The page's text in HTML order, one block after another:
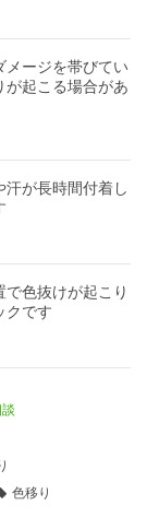
メージを帯びてい
が起こる場合があ
汗が長時間付着し
色抜けが起こり
クです
色移り